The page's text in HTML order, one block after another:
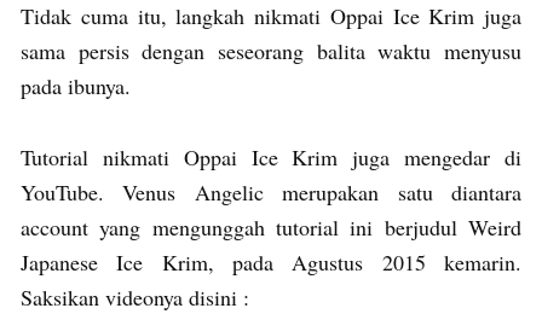
Tidak cuma itu, langkah nikmati Oppai Ice Krim juga
sama persis dengan seseorang balita waktu menyusu
pada ibunya.
Tutorial nikmati Oppai Ice Krim juga mengedar di
YouTube. Venus Angelic merupakan satu diantara
account yang mengunggah tutorial ini berjudul Weird
Japanese Ice Krim, pada Agustus 2015 kemarin.
Saksikan videonya disini :